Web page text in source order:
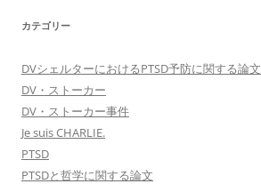
カテゴリー
DVシェルターにおけるPTSD予防に関する論文
DV・ストーカー
DV・ストーカー事件
Je suis CHARLIE.
PTSD
PTSDと哲学に関する論文